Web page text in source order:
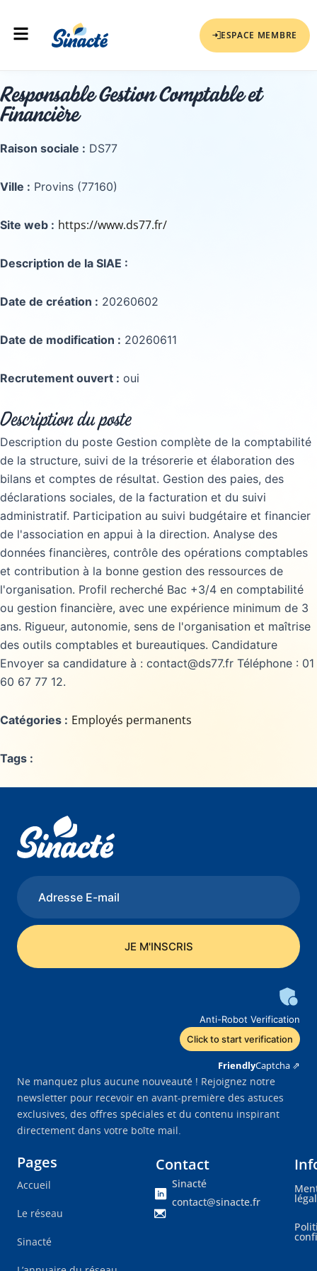
contenu
Menu ESPACE MEMBRE
Responsable Gestion Comptable et
Financière
Raison sociale : DS77
Ville : Provins (77160)
Site web : https://www.ds77.fr/
Description de la SIAE :
Date de création : 20260602
Date de modification : 20260611
Recrutement ouvert : oui
Description du poste
Description du poste Gestion complète de la comptabilité
de la structure, suivi de la trésorerie et élaboration des
bilans et comptes de résultat. Gestion des paies, des
déclarations sociales, de la facturation et du suivi
administratif. Participation au suivi budgétaire et financier
de l'association en appui à la direction. Analyse des
données financières, contrôle des opérations comptables
et contribution à la bonne gestion des ressources de
l'organisation. Profil recherché Bac +3/4 en comptabilité
ou gestion financière, avec une expérience minimum de 3
ans. Rigueur, autonomie, sens de l'organisation et maîtrise
des outils comptables et bureautiques. Candidature
Envoyer sa candidature à : contact@ds77.fr Téléphone : 01
60 67 77 12.
Catégories : Employés permanents
Tags :
Anti-Robot Verification
Click to start verification
FriendlyCaptcha ⇗
Ne manquez plus aucune nouveauté ! Rejoignez notre
newsletter pour recevoir en avant-première des astuces
exclusives, des offres spéciales et du contenu inspirant
directement dans votre boîte mail.
Pages
Accueil
Le réseau
Sinacté
Contact
Sinacté
contact@sinacte.fr